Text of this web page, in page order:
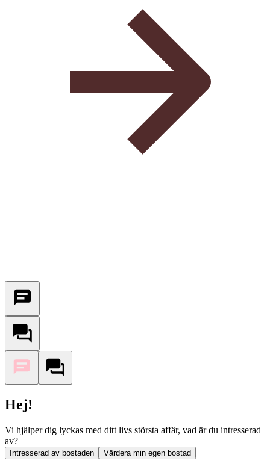
Hej!
Vi hjälper dig lyckas med ditt livs största affär, vad är du intresserad
av?
Intresserad av bostaden Värdera min egen bostad